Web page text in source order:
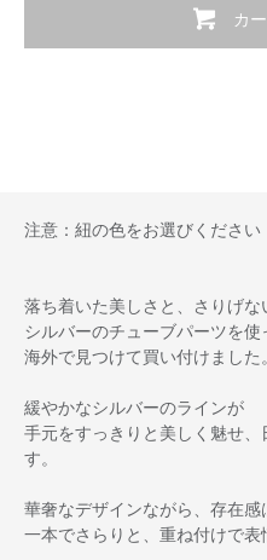
カ
注意：紐の色をお選びください
落ち着いた美しさと、さりげな
シルバーのチューブパーツを使
海外で見つけて買い付けました。
緩やかなシルバーのラインが
手元をすっきりと美しく魅せ
す。
華奢なデザインながら、存在感
一本でさらりと、重ね付けで表